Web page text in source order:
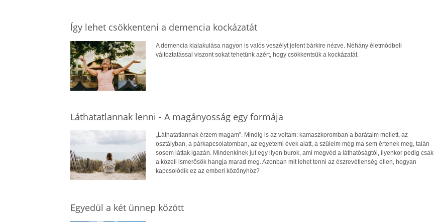
Így lehet csökkenteni a demencia kockázatát
A demencia kialakulása nagyon is valós veszélyt jelent bárkire nézve. Néhány életmódbeli
változtatással viszont sokat tehetünk azért, hogy csökkentsük a kockázatát.
Láthatatlannak lenni - A magányosság egy formája
„Láthatatlannak érzem magam”. Mindig is az voltam: kamaszkoromban a barátaim mellett, az
osztályban, a párkapcsolatomban, az egyetemi évek alatt, a szüleim még ma sem értenek meg, talán
sosem láttak igazán. Mindenkinek jut egy ilyen burok, ami megvéd a láthatóságtól, ilyenkor pedig csak
a közeli ismerősök hangja marad meg. Azonban mit lehet tenni az észrevétlenség ellen, hogyan
kapcsolódik ez az emberi közönyhöz?
Egyedül a két ünnep között